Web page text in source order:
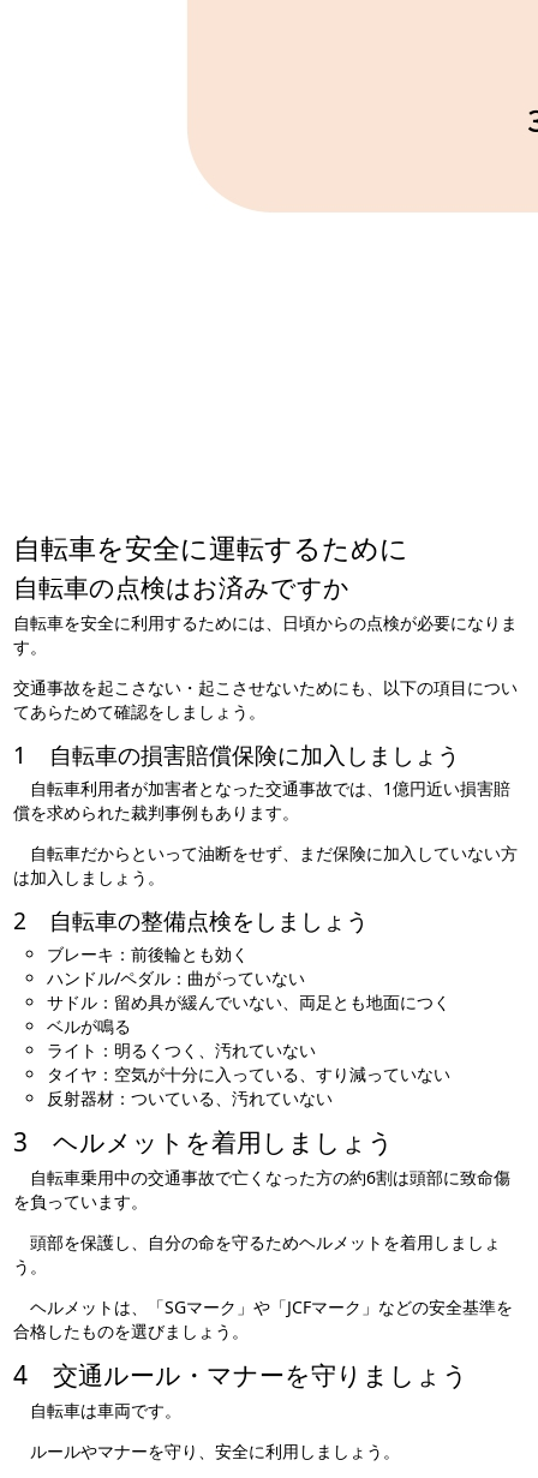
自転車を安全に運転するために
自転車の点検はお済みですか
自転車を安全に利用するためには、日頃からの点検が必要になりま
す。
交通事故を起こさない・起こさせないためにも、以下の項目につい
てあらためて確認をしましょう。
1 自転車の損害賠償保険に加入しましょう
自転車利用者が加害者となった交通事故では、1億円近い損害賠
償を求められた裁判事例もあります。
自転車だからといって油断をせず、まだ保険に加入していない方
は加入しましょう。
2 自転車の整備点検をしましょう
ブレーキ：前後輪とも効く
ハンドル/ペダル：曲がっていない
サドル：留め具が緩んでいない、両足とも地面につく
ベルが鳴る
ライト：明るくつく、汚れていない
タイヤ：空気が十分に入っている、すり減っていない
反射器材：ついている、汚れていない
3 ヘルメットを着用しましょう
自転車乗用中の交通事故で亡くなった方の約6割は頭部に致命傷
を負っています。
頭部を保護し、自分の命を守るためヘルメットを着用しましょ
う。
ヘルメットは、「SGマーク」や「JCFマーク」などの安全基準を
合格したものを選びましょう。
4 交通ルール・マナーを守りましょう
自転車は車両です。
ルールやマナーを守り、安全に利用しましょう。